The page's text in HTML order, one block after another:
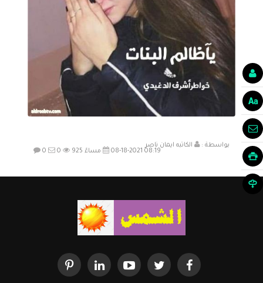
بواسطة :
الكاتبه ايمان ناصر
08-18-2021 08:19 مساءً
0 0 925